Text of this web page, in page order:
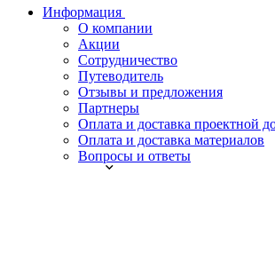
Информация
О компании
Акции
Сотрудничество
Путеводитель
Отзывы и предложения
Партнеры
Оплата и доставка проектной
Оплата и доставка материалов
Вопросы и ответы